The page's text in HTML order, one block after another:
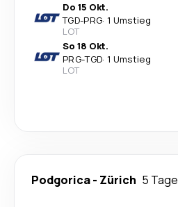
Do 15 Okt.
TGD-PRG· 1 Umstieg
LOT
So 18 Okt.
PRG-TGD· 1 Umstieg
LOT
Podgorica- Zürich 5 Tage